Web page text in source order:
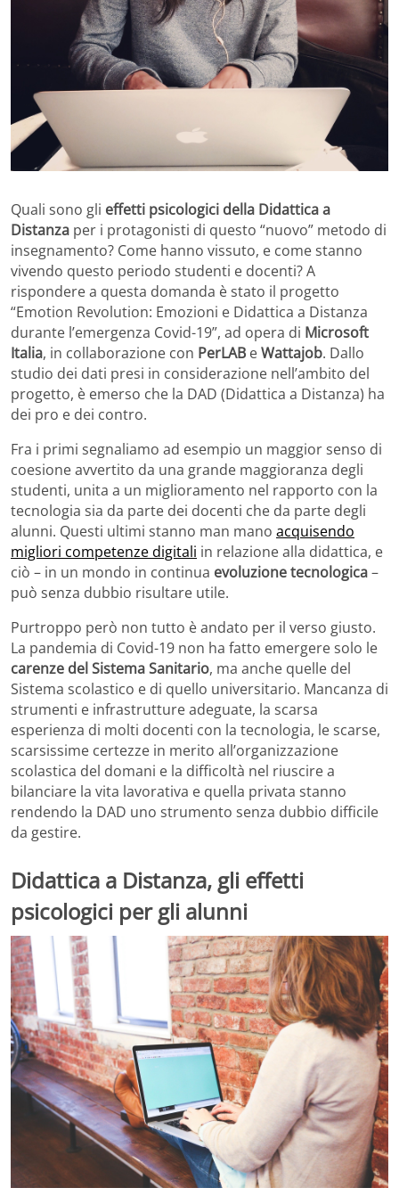
Quali sono gli effetti psicologici della Didattica a
Distanza per i protagonisti di questo “nuovo” metodo di
insegnamento? Come hanno vissuto, e come stanno
vivendo questo periodo studenti e docenti? A
rispondere a questa domanda è stato il progetto
“Emotion Revolution: Emozioni e Didattica a Distanza
durante l’emergenza Covid-19”, ad opera di Microsoft
Italia, in collaborazione con PerLAB eWattajob. Dallo
studio dei dati presi in considerazione nell’ambito del
progetto, è emerso che la DAD (Didattica a Distanza) ha
dei pro e dei contro.
Fra i primi segnaliamo ad esempio un maggior senso di
coesione avvertito da una grande maggioranza degli
studenti, unita a un miglioramento nel rapporto con la
tecnologia sia da parte dei docenti che da parte degli
alunni. Questi ultimi stanno man mano acquisendo
migliori competenze digitali in relazione alla didattica, e
ciò – in un mondo in continua evoluzione tecnologica–
può senza dubbio risultare utile.
Purtroppo però non tutto è andato per il verso giusto.
La pandemia di Covid-19 non ha fatto emergere solo le
carenze del Sistema Sanitario, ma anche quelle del
Sistema scolastico e di quello universitario. Mancanza di
strumenti e infrastrutture adeguate, la scarsa
esperienza di molti docenti con la tecnologia, le scarse,
scarsissime certezze in merito all’organizzazione
scolastica del domani e la difficoltà nel riuscire a
bilanciare la vita lavorativa e quella privata stanno
rendendo la DAD uno strumento senza dubbio difficile
da gestire.
Didattica a Distanza, gli effetti
psicologici per gli alunni